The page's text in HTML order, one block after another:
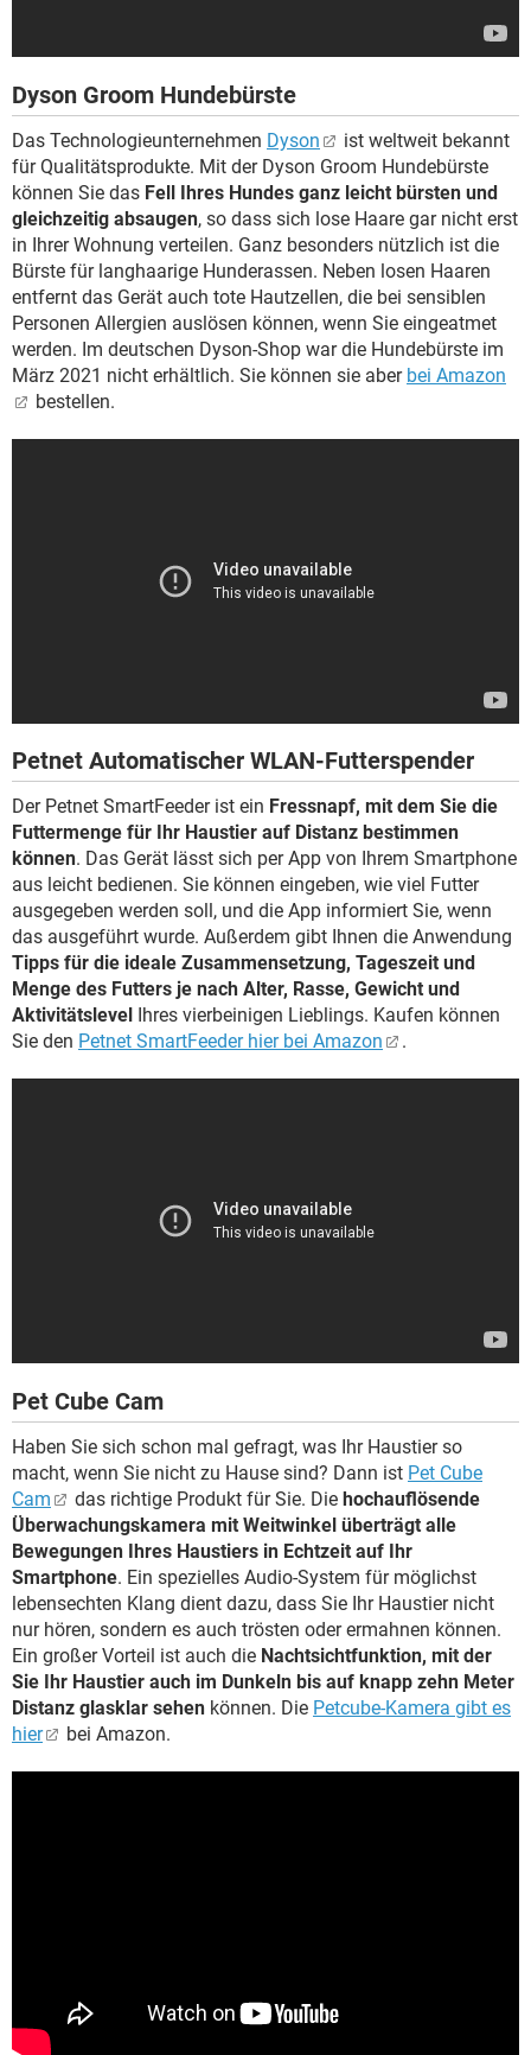
Dyson Groom Hundebürste
Das Technologieunternehmen Dyson
ist weltweit bekannt
für Qualitätsprodukte. Mit der Dyson Groom Hundebürste
können Sie das Fell Ihres Hundes ganz leicht bürsten und
gleichzeitig absaugen, so dass sich lose Haare gar nicht erst
in Ihrer Wohnung verteilen. Ganz besonders nützlich ist die
Bürste für langhaarige Hunderassen. Neben losen Haaren
entfernt das Gerät auch tote Hautzellen, die bei sensiblen
Personen Allergien auslösen können, wenn Sie eingeatmet
werden. Im deutschen Dyson-Shop war die Hundebürste im
März 2021 nicht erhältlich. Sie können sie aber bei Amazon
bestellen.
Petnet Automatischer WLAN-Futterspender
Der Petnet SmartFeeder ist ein Fressnapf, mit dem Sie die
Futtermenge für Ihr Haustier auf Distanz bestimmen
können. Das Gerät lässt sich per App von Ihrem Smartphone
aus leicht bedienen. Sie können eingeben, wie viel Futter
ausgegeben werden soll, und die App informiert Sie, wenn
das ausgeführt wurde. Außerdem gibt Ihnen die Anwendung
Tipps für die ideale Zusammensetzung, Tageszeit und
Menge des Futters je nach Alter, Rasse, Gewicht und
Aktivitätslevel
Ihres vierbeinigen Lieblings. Kaufen können
Sie den Petnet SmartFeeder hier bei Amazon .
Pet Cube Cam
Haben Sie sich schon mal gefragt, was Ihr Haustier so
macht, wenn Sie nicht zu Hause sind? Dann ist Pet Cube
Cam
das richtige Produkt für Sie. Die hochauflösende
Überwachungskamera mit Weitwinkel überträgt alle
Bewegungen Ihres Haustiers in Echtzeit auf Ihr
Smartphone. Ein spezielles Audio-System für möglichst
lebensechten Klang dient dazu, dass Sie Ihr Haustier nicht
nur hören, sondern es auch trösten oder ermahnen können.
Ein großer Vorteil ist auch die Nachtsichtfunktion, mit der
Sie Ihr Haustier auch im Dunkeln bis auf knapp zehn Meter
Distanz glasklar sehen können. Die Petcube-Kamera gibt es
hier
bei Amazon.